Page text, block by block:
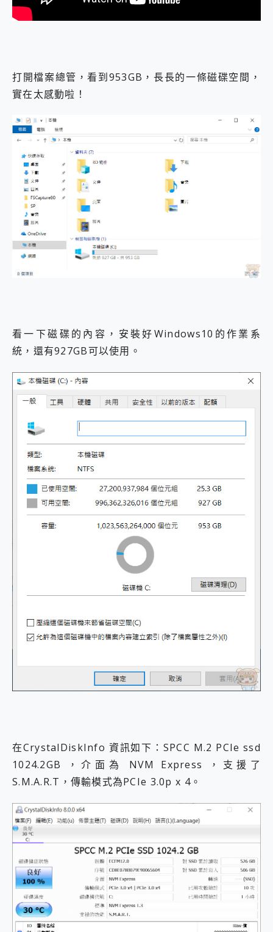
打開檔案總管，看到953GB，長長的一條磁碟空間，
實在太感動啦！
看一下磁碟的內容，安裝好Windows10的作業系
統，還有927GB可以使用。
在CrystalDiskInfo 資訊如下：SPCC M.2 PCIe ssd
1024.2GB ，介面為 NVM Express ，支援了
S.M.A.R.T，傳輸模式為PCIe 3.0p x 4。